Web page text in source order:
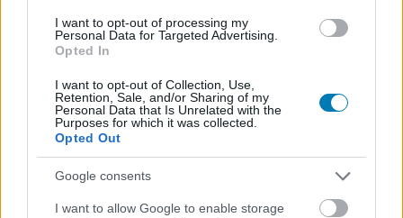
I want to opt-out of processing my
Personal Data for Targeted Advertising.
Opted In
I want to opt-out of Collection, Use,
Retention, Sale, and/or Sharing of my
Personal Data that Is Unrelated with the
Purposes for which it was collected.
Opted Out
Google consents
I want to allow Google to enable storage
Assassins of Kings launch party, ahol mi is ott
voltunk!
Unmute Loaded:
Tegnap nagy nap volt aThe Witcher 2: Assassins of